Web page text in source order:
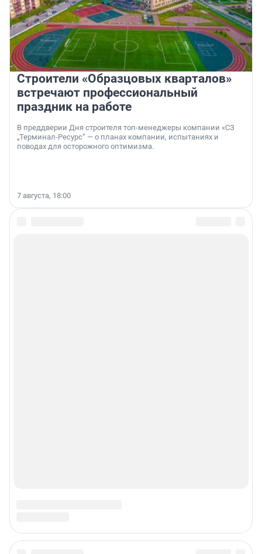
Строители «Образцовых кварталов»
встречают профессиональный
праздник на работе
В преддверии Дня строителя топ-менеджеры компании «СЗ
„Терминал-Ресурс“ — о планах компании, испытаниях и
поводах для осторожного оптимизма.
7 августа, 18:00